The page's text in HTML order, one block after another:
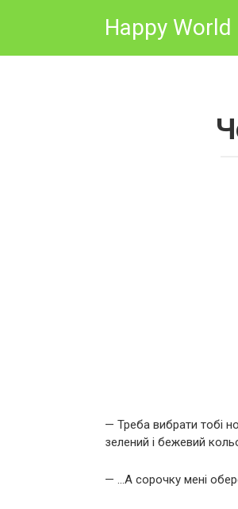
Happy World
— Треба вибрати тобі
зелений і бежевий
— …А сорочку мені